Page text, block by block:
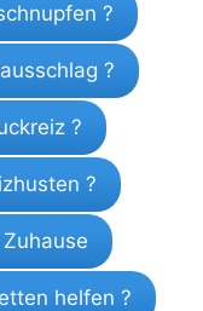
?
?
?
?
helfen ?